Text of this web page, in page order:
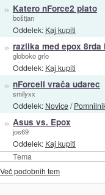
Tema
» Katero nForce2 plato
boštjan
Oddelek: Kaj kupiti
» razlika med epox 8rda
globoko grlo
Oddelek: Kaj kupiti
» nForceII vrača udarec
smilyxx
Oddelek: Novice/
» Asus vs. Epox
jos69
Oddelek: Kaj kupiti
Več podobnih tem